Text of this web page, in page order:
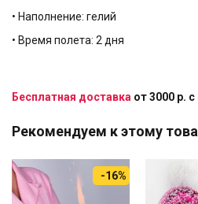
• Наполнение: гелий
• Время полета: 2 дня
Бесплатная доставка от 3000 р.
Рекомендуем к этому
-16%